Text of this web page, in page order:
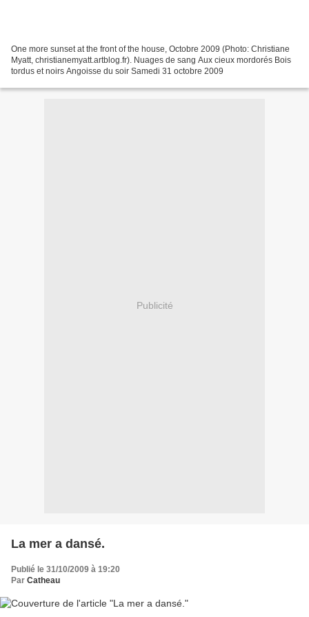
One more sunset at the front of the house, Octobre 2009 (Photo: Christiane
Myatt, christianemyatt.artblog.fr). Nuages de sang Aux cieux mordorés Bois
tordus et noirs Angoisse du soir Samedi 31 octobre 2009
Publicité
La mer a dansé.
Publié le 31/10/2009 à 19:20
Par Catheau